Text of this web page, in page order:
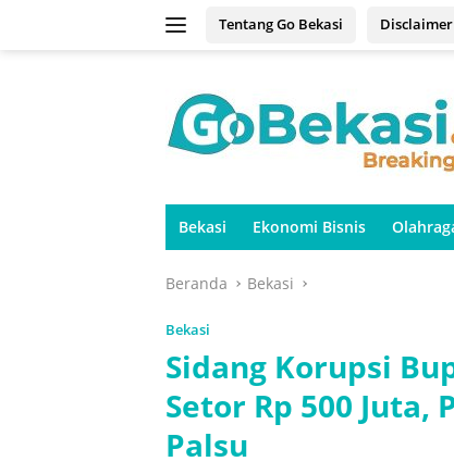
Tentang Go Bekasi Disclaimer
Bekasi Ekonomi Bisnis
Beranda Bekasi
Bekasi
Sidang Korupsi
Setor Rp 500 Juta,
Palsu